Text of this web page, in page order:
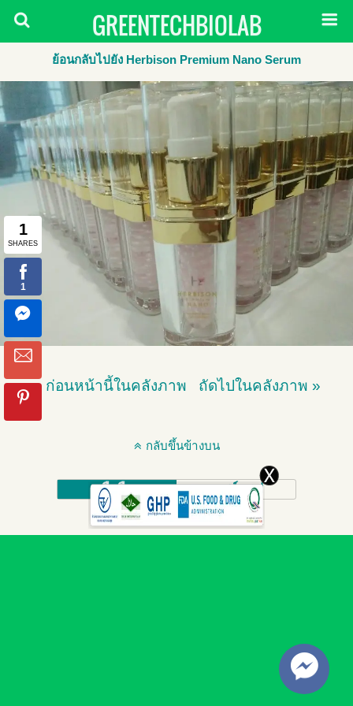
GREENTECHBIOLAB
ย้อนกลับไปยัง Herbison Premium Nano Serum
« ก่อนหน้านี้ในคลังภาพ ถัดไปในคลังภาพ »
กลับขึ้นข้างบน
มือถือ เดสก์ทอป